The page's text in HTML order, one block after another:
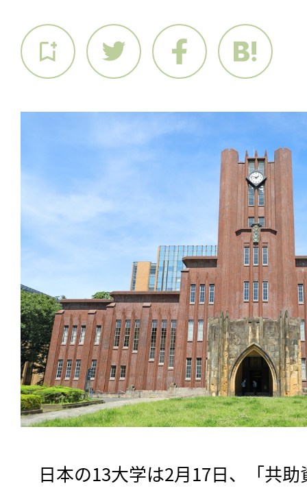
日本の13大学は2月17日、「共